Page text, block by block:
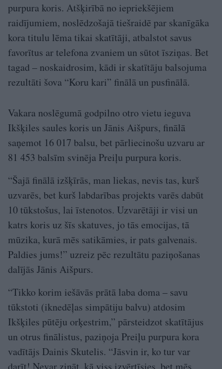
purpura koris. Atšķirībā no iepriekšējiem
raidījumiem, noslēdzošajā tiešraidē par skanīgāka
kora titulu lēma tikai skatītāji, atbalstot savus
favorītus ar telefona zvaniem un sūtot īsziņas. Bet
tagad – noskaidrosim, kādi ir skatītāju balsojuma
rezultāti šova “Koru kari” finālā un pusfinālā.
Vakara noslēgumā godpilno otro vietu ieguva
Ikšķiles saules koris un Jānis Aišpurs, finālā
saņemot 16 017 balsu, bet pārliecinošu uzvaru ar
81 453 balsīm svinēja Preiļu purpura koris.
“Šajā finālā izšķīrās, man liekas, nevis tas, kurš
uzvarēs, bet kurš labdarības projekts varēs dabūt
10 tūkstošus, lai īstenotos. Uzvarētāji ir visi un
katrs koris uz šīs skatuves, jo tās emocijas, tā
mūzika, kurā mēs satikāmies, ir pats galvenais.
Paldies jums!” uzreiz pēc rezultātu paziņošanas
dalījās Jānis Aišpurs.
“Tikko korim iešāvās prātā laba doma – savu
tūkstoti (iknedēļas simpātiju balvu) atdosim
Ikšķiles pūtēju orķestrim,” pārsteidzot skatītājus
un otrus finālistus, paziņoja Preiļu purpura kora
vadītājs Dainis Skutelis. “Jāsvin ir, ko tur var
darīt! Nevar zināt, kā viss izvērtīsies, bet mēs